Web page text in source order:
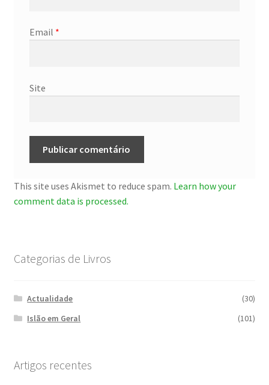
Email *
Site
This site uses Akismet to reduce spam. Learn how your
comment data is processed.
Categorias de Livros
Actualidade
(30)
Islão em Geral
(101)
Artigos recentes